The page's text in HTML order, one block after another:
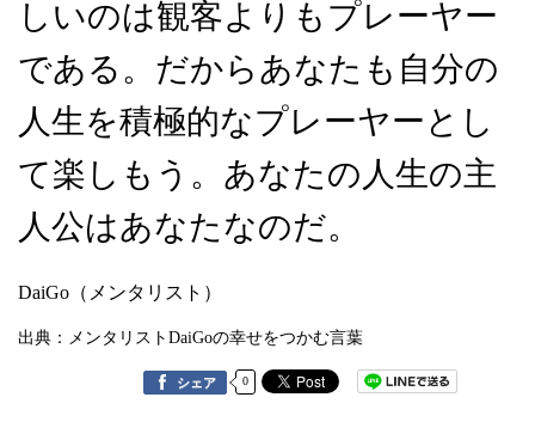
しいのは観客よりもプレーヤー
である。だからあなたも自分の
人生を積極的なプレーヤーとし
て楽しもう。あなたの人生の主
人公はあなたなのだ。
DaiGo（メンタリスト）
出典：メンタリストDaiGoの幸せをつかむ言葉
シェア 0